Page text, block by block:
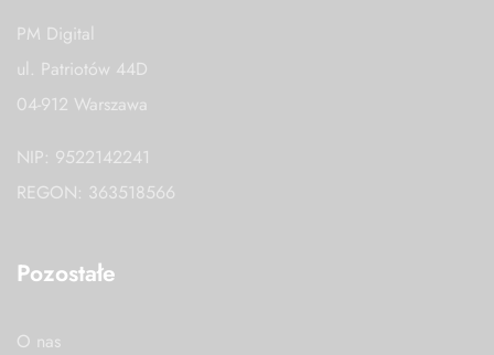
PM Digital
ul. Patriotów 44D
04-912 Warszawa
NIP: 9522142241
REGON: 363518566
Pozostałe
O nas